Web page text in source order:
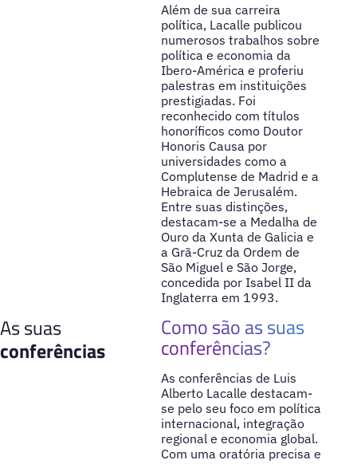
Além de sua carreira
política, Lacalle publicou
numerosos trabalhos sobre
política e economia da
Ibero-América e proferiu
palestras em instituições
prestigiadas. Foi
reconhecido com títulos
honoríficos como Doutor
Honoris Causa por
universidades como a
Complutense de Madrid e a
Hebraica de Jerusalém.
Entre suas distinções,
destacam-se a Medalha de
Ouro da Xunta de Galicia e
a Grã-Cruz da Ordem de
São Miguel e São Jorge,
concedida por Isabel II da
Inglaterra em 1993.
As suas
conferências
Como são as suas
conferências?
As conferências de Luis
Alberto Lacalle destacam-
se pelo seu foco em política
internacional, integração
regional e economia global.
Com uma oratória precisa e